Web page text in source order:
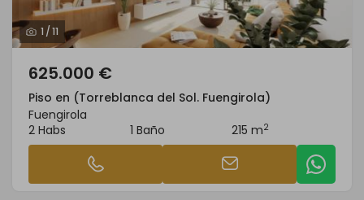
1 /11
625.000 €
Piso en (Torreblanca del Sol. Fuengirola)
Fuengirola
2 Habs
1 Baño 215 m2